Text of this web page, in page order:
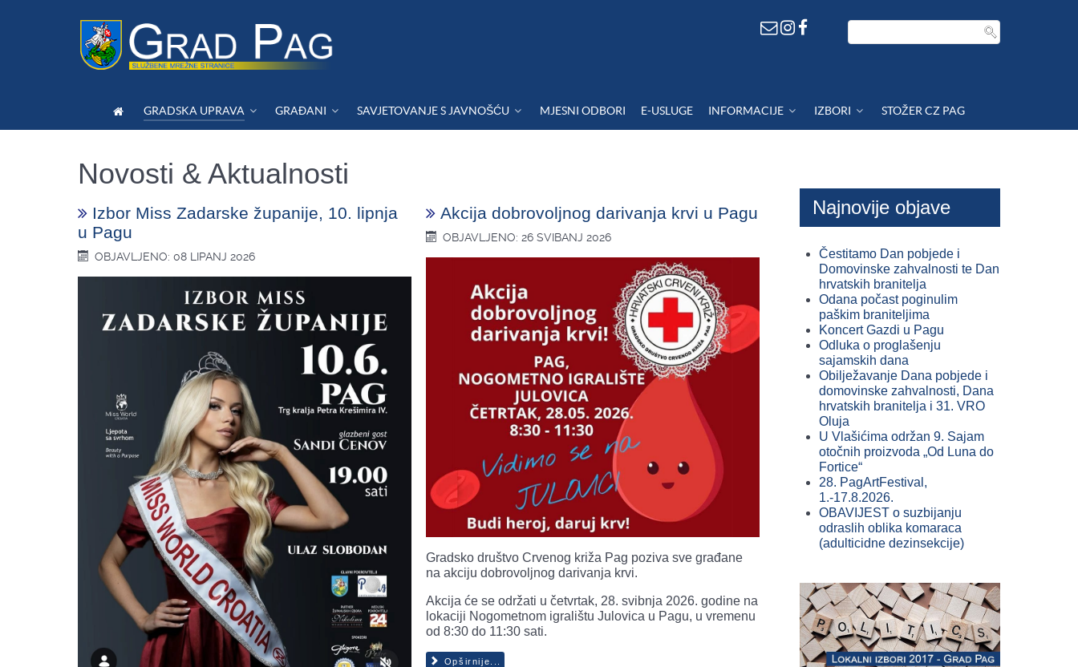
GRADSKA UPRAVA GRAĐANI SAVJETOVANJE S JAVNOŠĆU MJESNI ODBORI E-USLUGE INFORMACIJE IZBORI STOŽER CZ PAG
Novosti & Aktualnosti
Izbor Miss Zadarske županije, 10. lipnja
u Pagu
OBJAVLJENO: 08 LIPANJ 2026
Akcija dobrovoljnog darivanja krvi u Pagu
OBJAVLJENO: 26 SVIBANJ 2026
Gradsko društvo Crvenog križa Pag poziva sve građane
na akciju dobrovoljnog darivanja krvi.
Akcija će se održati u četvrtak, 28. svibnja 2026. godine na
lokaciji Nogometnom igralištu Julovica u Pagu, u vremenu
od 8:30 do 11:30 sati.
Opširnije...
Najnovije objave
Čestitamo Dan pobjede i
Domovinske zahvalnosti te Dan
hrvatskih branitelja
Odana počast poginulim
paškim braniteljima
Koncert Gazdi u Pagu
Odluka o proglašenju
sajamskih dana
Obilježavanje Dana pobjede i
domovinske zahvalnosti, Dana
hrvatskih branitelja i 31. VRO
Oluja
U Vlašićima održan 9. Sajam
otočnih proizvoda „Od Luna do
Fortice“
28. PagArtFestival,
1.-17.8.2026.
OBAVIJEST o suzbijanju
odraslih oblika komaraca
(adulticidne dezinsekcije)